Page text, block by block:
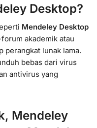
Desktop?
Mendeley Desktop
akademik atau
perangkat lunak lama.
bebas dari virus
antivirus yang
Mendeley